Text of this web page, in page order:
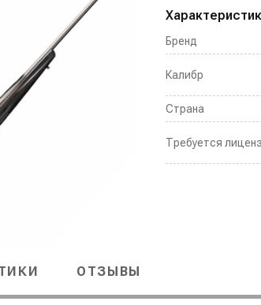
Бренд
Калибр
Страна
Требуется
ОТЗЫВЫ